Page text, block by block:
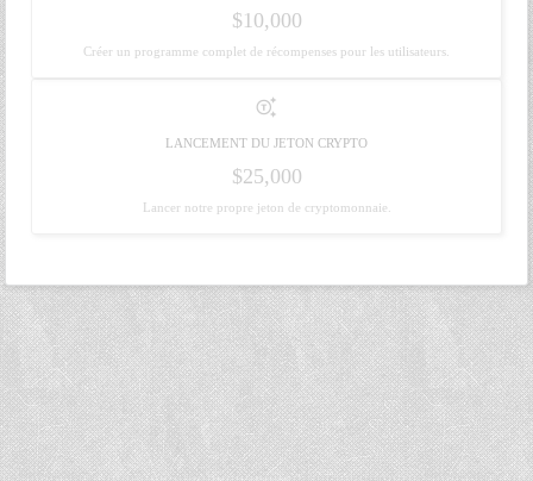
$10,000
Créer un programme complet de récompenses pour les utilisateurs.
generating_tokens
LANCEMENT DU JETON CRYPTO
$25,000
Lancer notre propre jeton de cryptomonnaie.